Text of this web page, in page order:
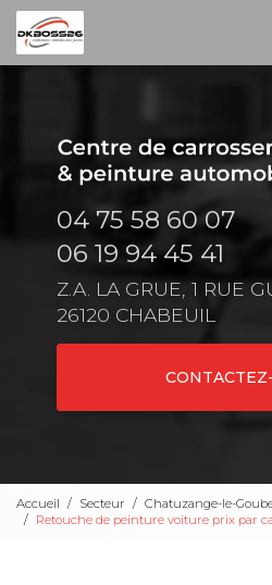
Aller
au
contenu
principal
04 75 58 60 07
06 19 94 45 41
Z.A. LA GRUE, 1 RUE
26120 CHABEUIL
Accueil Secteur
Chatuzange-le-
Retouche de peinture voiture prix par